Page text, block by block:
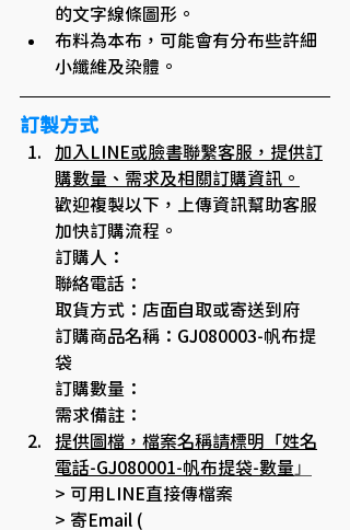
的文字線條圖形。
布料為本布，可能會有分布些許細
小纖維及染體。
訂製方式
加入LINE或臉書聯繫客服，提供訂
購數量、需求及相關訂購資訊。
歡迎複製以下，上傳資訊幫助客服
加快訂購流程。
訂購人：
聯絡電話：
取貨方式：店面自取或寄送到府
訂購商品名稱：GJ080003-帆布提
袋
訂購數量：
需求備註：
提供圖檔，檔案名稱請標明「姓名
電話-GJ080001-帆布提袋-數量 」
> 可用LINE直接傳檔案
> 寄Email (